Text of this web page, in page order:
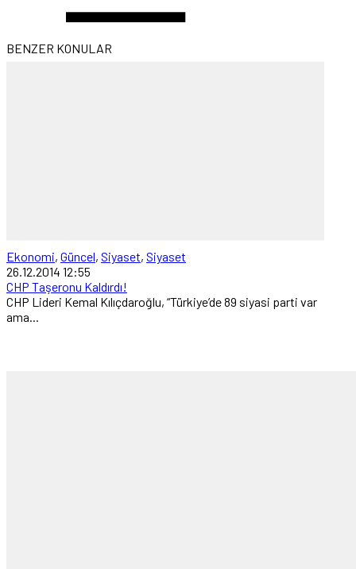
BENZER KONULAR
Ekonomi, Güncel, Siyaset, Siyaset
26.12.2014 12:55
CHP Taşeronu Kaldırdı!
CHP Lideri Kemal Kılıçdaroğlu, “Türkiye’de 89 siyasi parti var
ama...